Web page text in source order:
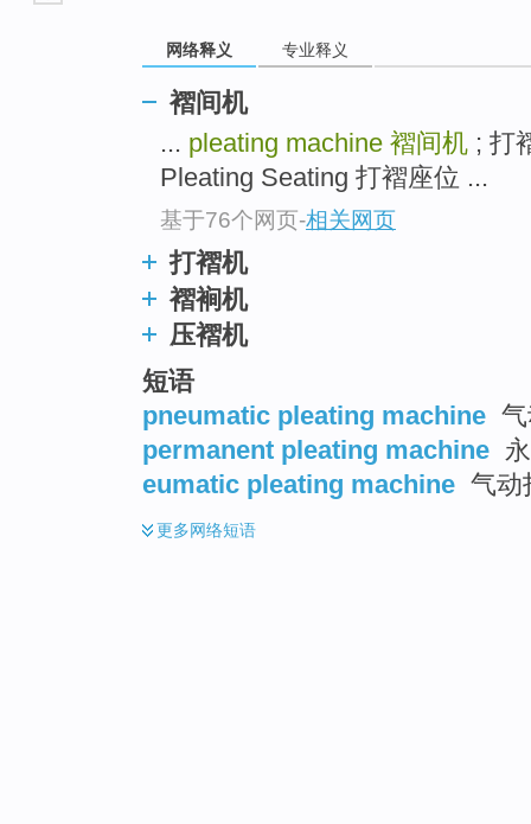
网络释义 专业释义
褶间机
... pleating machine 褶间机 ; 打
Pleating Seating 打褶座位 ...
基于76个网页-相关网页
打褶机
褶裥机
压褶机
短语
pneumatic pleating machine
permanent pleating machine
eumatic pleating machine 气动
更多网络短语